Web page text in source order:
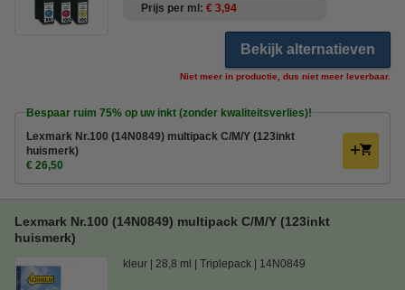
Prijs per ml
€ 3,94
Bekijk alternatieven
Niet meer in productie, dus niet meer leverbaar.
Bespaar ruim 75% op uw inkt (zonder kwaliteitsverlies)!
Lexmark Nr.100 (14N0849) multipack C/M/Y (123inkt
huismerk)
€ 26,50
Lexmark Nr.100 (14N0849) multipack C/M/Y (123inkt
huismerk)
kleur 28,8 ml Triplepack 14N0849